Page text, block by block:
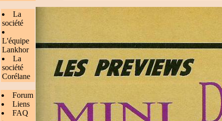
La
société
L'équipe
Lankhor
La
société
Corélane
Forum
Liens
FAQ